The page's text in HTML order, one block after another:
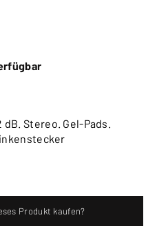
Stereo. Gel-Pads.
Produkt kaufen?